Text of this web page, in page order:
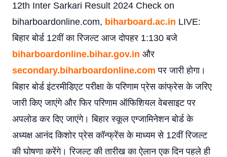
12th Inter Sarkari Result 2024 Check on
biharboardonline.com, biharboard.ac.in LIVE:
बिहार बोर्ड 12वीं का रिजल्ट आज दोपहर 1:130 बजे
biharboardonline.bihar.gov.in और
secondary.biharboardonline.com पर जारी होगा।
बिहार बोर्ड इंटरमीडिएट परीक्षा के परिणाम प्रेस कांफ्रेस के जरिए
जारी किए जाएंगे और फिर परिणाम ऑफिशियल वेबसाइट पर
अपलोड कर दिए जाएंगे। बिहार स्कूल एग्जामिनेशन बोर्ड के
अध्यक्ष आनंद किशोर प्रेस कॉन्फ्रेंस के माध्यम से 12वीं रिजल्ट
की घोषणा करेंगे। रिजल्ट की तारीख का ऐलान एक दिन पहले ही